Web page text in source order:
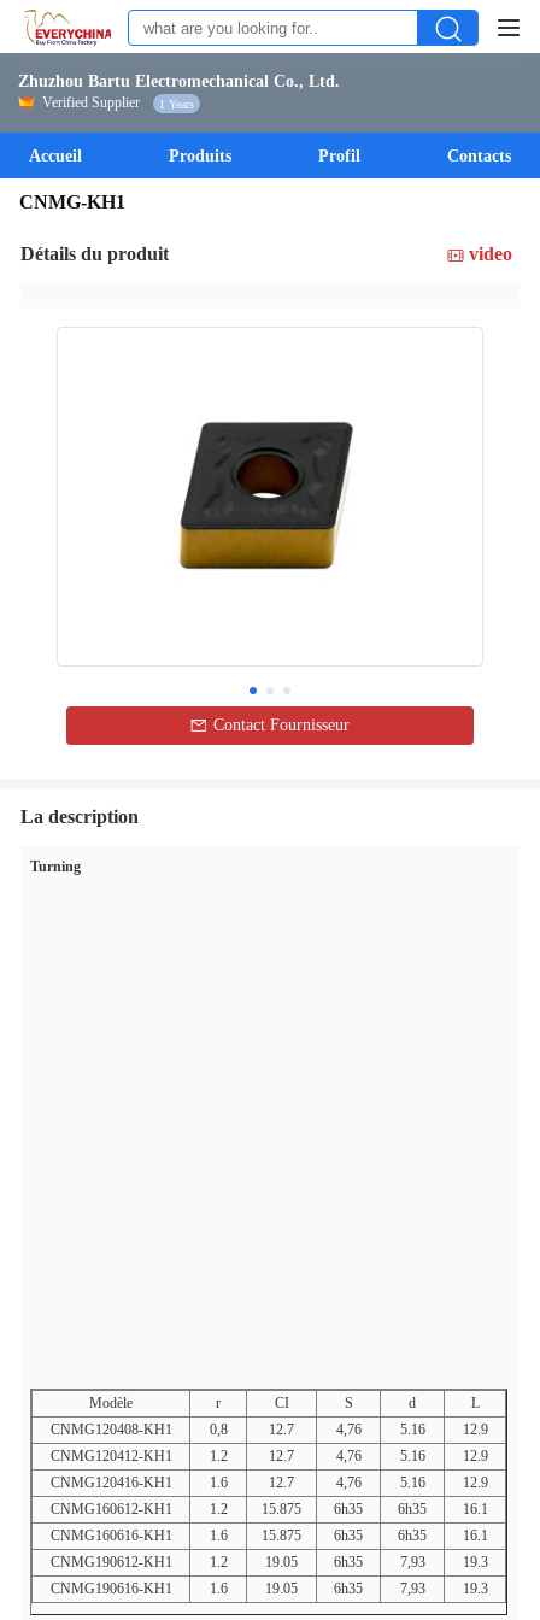
Zhuzhou Bartu Electromechanical Co., Ltd.
Verified Supplier 1 Years
Accueil Produits Profil Contacts
CNMG-KH1
Détails du produit video
Contact Fournisseur
La description
Turning
Modèle r CI S d
L
CNMG120408-KH1
0,8 12.7 4,76 5.16
12.9
CNMG120412-KH1
1.2 12.7 4,76 5.16
12.9
CNMG120416-KH1
1.6 12.7 4,76 5.16
12.9
CNMG160612-KH1
1.2 15.875 6h35 6h35
16.1
CNMG160616-KH1
1.6 15.875 6h35 6h35
16.1
CNMG190612-KH1
1.2 19.05 6h35 7,93
19.3
CNMG190616-KH1
1.6 19.05 6h35 7,93 19.3